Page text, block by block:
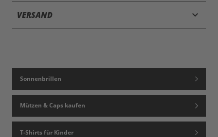
VERSAND keyboard_arrow_down
Sonnenbrillen
Mützen & Caps kaufen
T-Shirts für Kinder